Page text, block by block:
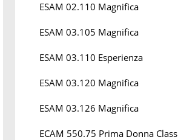
ESAM 02.110 Magnifica
ESAM 03.105 Magnifica
ESAM 03.110 Esperienza
ESAM 03.120 Magnifica
ESAM 03.126 Magnifica
ECAM 550.75 Prima Donna Class